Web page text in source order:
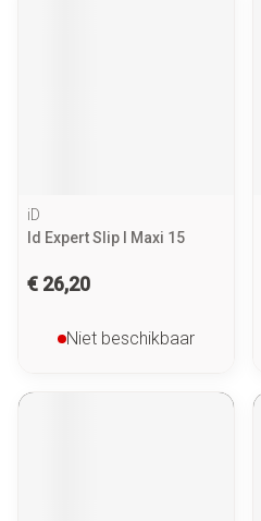
iD
Id Expert Slip l Maxi 15
€ 26,20
Niet beschikbaar